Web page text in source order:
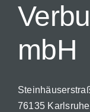
mbH
76135 Karlsruhe